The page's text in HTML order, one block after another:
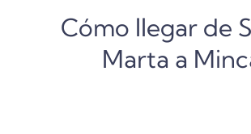
Cómo llegar de
Marta a